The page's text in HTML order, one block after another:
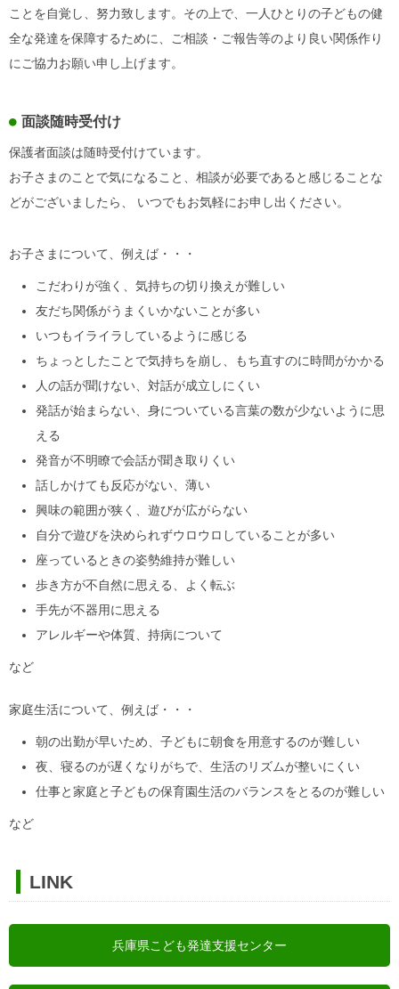
ことを自覚し、努力致します。その上で、一人ひとりの子どもの健
全な発達を保障するために、ご相談・ご報告等のより良い関係作り
にご協力お願い申し上げます。
面談随時受付け
保護者面談は随時受付けています。
お子さまのことで気になること、相談が必要であると感じることな
どがございましたら、
いつでもお気軽にお申し出ください。
お子さまについて、例えば・・・
こだわりが強く、気持ちの切り換えが難しい
友だち関係がうまくいかないことが多い
いつもイライラしているように感じる
ちょっとしたことで気持ちを崩し、もち直すのに時間がかかる
人の話が聞けない、対話が成立しにくい
発話が始まらない、身についている言葉の数が少ないように思
える
発音が不明瞭で会話が聞き取りくい
話しかけても反応がない、薄い
興味の範囲が狭く、遊びが広がらない
自分で遊びを決められずウロウロしていることが多い
座っているときの姿勢維持が難しい
歩き方が不自然に思える、よく転ぶ
手先が不器用に思える
アレルギーや体質、持病について
など
家庭生活について、例えば・・・
朝の出勤が早いため、子どもに朝食を用意するのが難しい
夜、寝るのが遅くなりがちで、生活のリズムが整いにくい
仕事と家庭と子どもの保育園生活のバランスをとるのが難しい
など
LINK
兵庫県こども発達支援センター